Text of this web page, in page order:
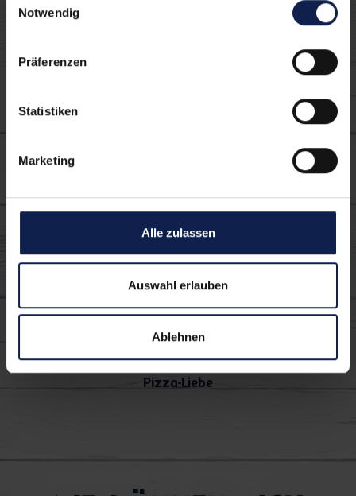
Notwendig
Präferenzen
Statistiken
Marketing
Alle zulassen
Auswahl erlauben
Ablehnen
Produkte:
3,5%
Pizza-Liebe